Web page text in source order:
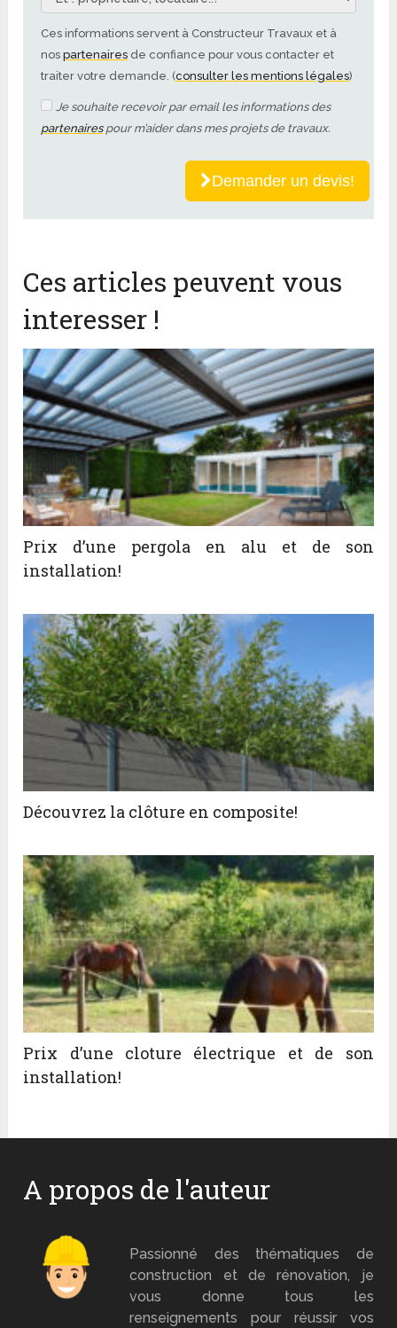
Ces informations servent à Constructeur Travaux et à
nospartenaires de confiance pour vous contacter et
traiter votre demande. (consulter les mentions légales)
Je souhaite recevoir par email les informations des
partenairespour m’aider dans mes projets de travaux.
Demander un devis!
Ces articles peuvent vous
interesser !
Prix d’une pergola en alu et de son
installation!
Découvrez la clôture en composite!
Prix d’une cloture électrique et de son
installation!
A propos de l'auteur
Passionné des thématiques de
construction et de rénovation, je
vous donne tous les
renseignements pour réussir vos